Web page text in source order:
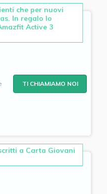
che per nuovi
In regalo lo
Active 3
TI CHIAMIAMO NOI
a Carta Giovani